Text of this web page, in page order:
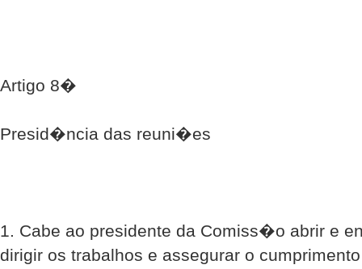
Artigo 8�
Presid�ncia das reuni�es
1. Cabe ao presidente da Comiss�o abrir e
dirigir os trabalhos e assegurar o